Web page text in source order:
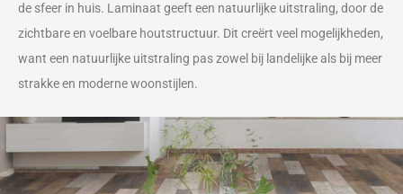
de sfeer in huis. Laminaat geeft een natuurlijke uitstraling, door de
zichtbare en voelbare houtstructuur. Dit creërt veel mogelijkheden,
want een natuurlijke uitstraling pas zowel bij landelijke als bij meer
strakke en moderne woonstijlen.